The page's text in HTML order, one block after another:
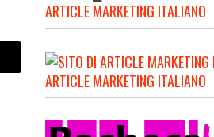
ARTICLE MARKETING ITALIANO
ARTICLE MARKETING ITALIANO